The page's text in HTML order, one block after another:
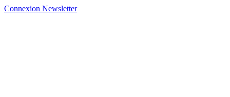
Connexion Newsletter